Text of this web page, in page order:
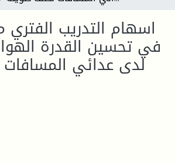
اسهام التدريب
في تحسين القدرة
لدى عدائي